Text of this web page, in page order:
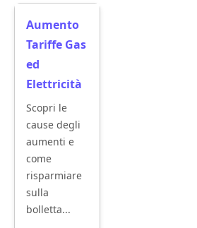
Aumento
Tariffe Gas
ed
Elettricità
Scopri le
cause degli
aumenti e
come
risparmiare
sulla
bolletta...